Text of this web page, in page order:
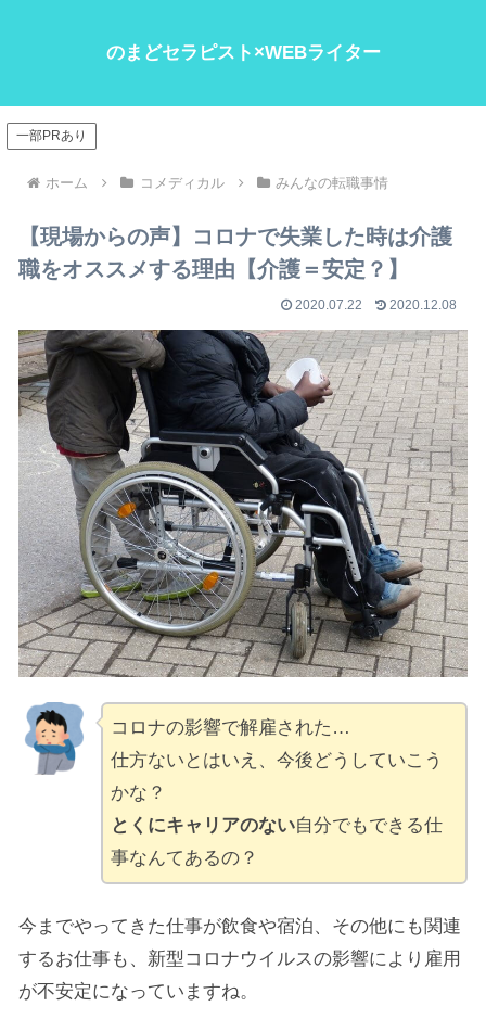
のまどセラピスト×WEBライター
一部PRあり
ホーム コメディカル みんなの転職事情
【現場からの声】コロナで失業した時は介護
職をオススメする理由【介護＝安定？】
2020.07.22 2020.12.08
コロナの影響で解雇された…
仕方ないとはいえ、今後どうしていこう
かな？
とくにキャリアのない自分でもできる仕
事なんてあるの？
今までやってきた仕事が飲食や宿泊、その他にも関連
するお仕事も、新型コロナウイルスの影響により雇用
が不安定になっていますね。